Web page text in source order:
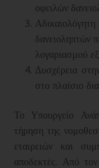
οφειλών
δανειοληπτών
λογαριασμού
Δυσχέρεια
στο πλαίσιο
Το Υπουργείο
τήρηση της
εταιρειών και
αποδεκτές. Από